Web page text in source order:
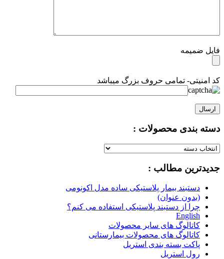
فایل ضمیمه
کد امنیتی- تمامی حروف بزرگ میباشد
دسته بندی محصولات :
دسته
محصولات
جدیدترین مطالب :
دستبند بیمار پلاستیکی ساده مدل اکونومی
(بدون عنوان)
چرا از دستبند پلاستیکی استفاده می کنم؟
English
کاتالوگ های سایر محصولات
کاتالوگ های محصولات بیمارستانی
پاکت بسته بندی استریل
رول استریل